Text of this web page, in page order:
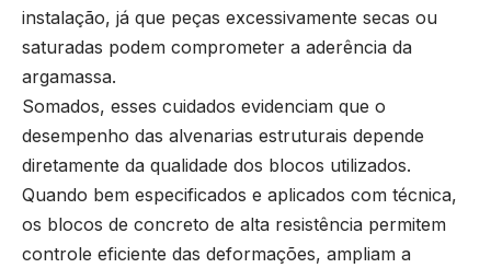
instalação, já que peças excessivamente secas ou
saturadas podem comprometer a aderência da
argamassa.
Somados, esses cuidados evidenciam que o
desempenho das alvenarias estruturais depende
diretamente da qualidade dos blocos utilizados.
Quando bem especificados e aplicados com técnica,
os blocos de concreto de alta resistência permitem
controle eficiente das deformações, ampliam a